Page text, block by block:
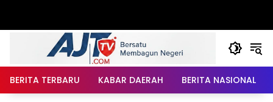
BERITA TERBARU KABAR DAERAH BERITA NASIONAL